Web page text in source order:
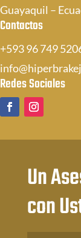
Guayaquil –
Contactos
+593 96 749
Redes Sociales
Un
con